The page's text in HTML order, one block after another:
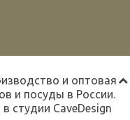
и оптовая
и посуды в России.
студии CaveDesign